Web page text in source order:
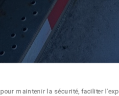
maintenir la sécurité, faciliter